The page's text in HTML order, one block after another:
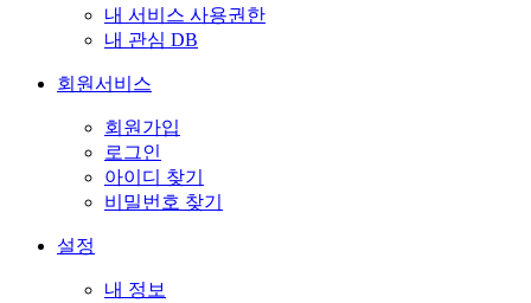
내 서비스 사용권한
내 관심 DB
회원서비스
회원가입
로그인
아이디 찾기
비밀번호 찾기
설정
내 정보